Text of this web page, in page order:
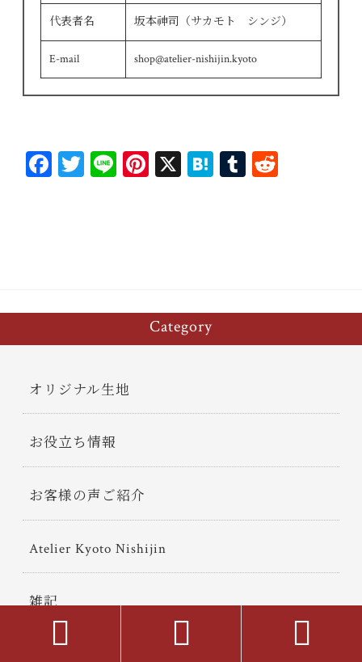
代表者名 坂本神司（サカモト シンジ）
E-mail shop@atelier-nishijin.kyoto
Fa T Li Pi X H T
Category
オリジナル生地
お役立ち情報
お客様の声ご紹介
Atelier Kyoto Nishijin
雑記
  